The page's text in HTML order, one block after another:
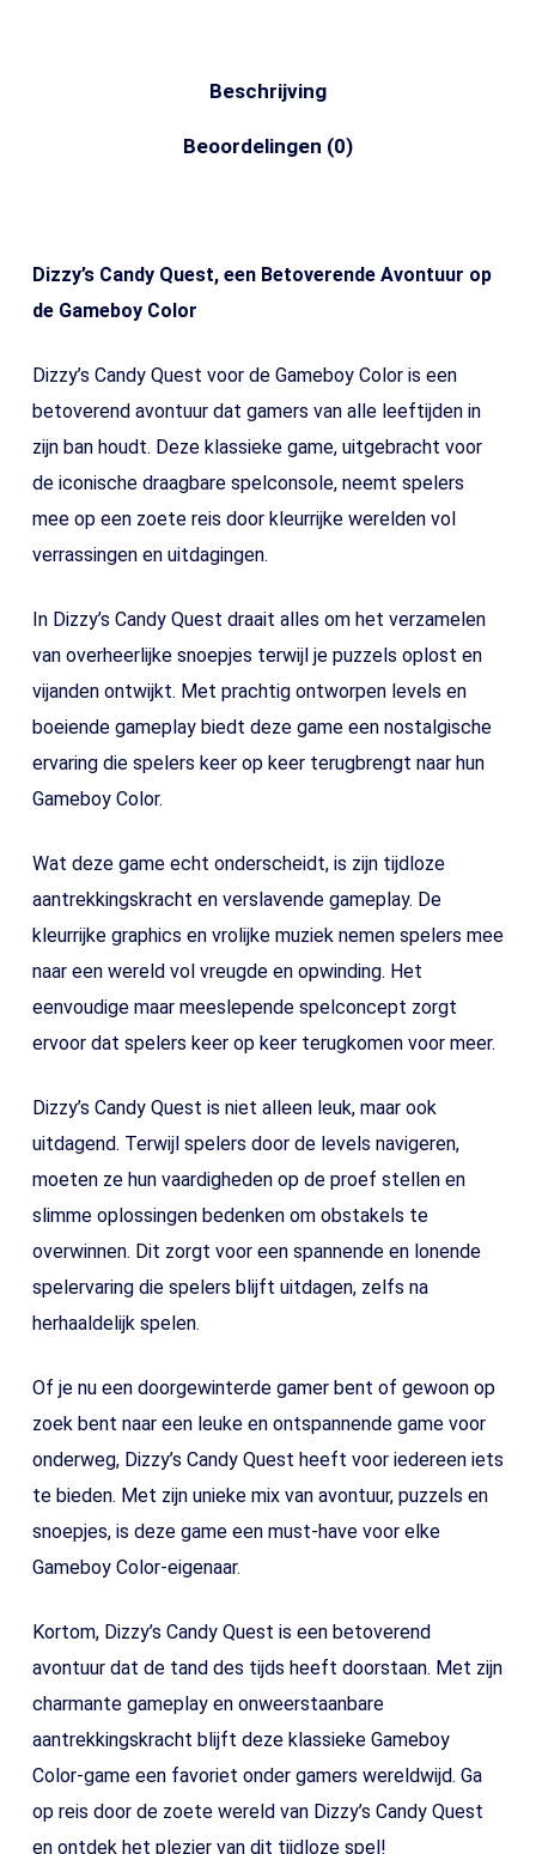
Beschrijving
Beoordelingen (0)
Dizzy’s Candy Quest, een Betoverende Avontuur op
de Gameboy Color
Dizzy’s Candy Quest voor de Gameboy Color is een
betoverend avontuur dat gamers van alle leeftijden in
zijn ban houdt. Deze klassieke game, uitgebracht voor
de iconische draagbare spelconsole, neemt spelers
mee op een zoete reis door kleurrijke werelden vol
verrassingen en uitdagingen.
In Dizzy’s Candy Quest draait alles om het verzamelen
van overheerlijke snoepjes terwijl je puzzels oplost en
vijanden ontwijkt. Met prachtig ontworpen levels en
boeiende gameplay biedt deze game een nostalgische
ervaring die spelers keer op keer terugbrengt naar hun
Gameboy Color.
Wat deze game echt onderscheidt, is zijn tijdloze
aantrekkingskracht en verslavende gameplay. De
kleurrijke graphics en vrolijke muziek nemen spelers mee
naar een wereld vol vreugde en opwinding. Het
eenvoudige maar meeslepende spelconcept zorgt
ervoor dat spelers keer op keer terugkomen voor meer.
Dizzy’s Candy Quest is niet alleen leuk, maar ook
uitdagend. Terwijl spelers door de levels navigeren,
moeten ze hun vaardigheden op de proef stellen en
slimme oplossingen bedenken om obstakels te
overwinnen. Dit zorgt voor een spannende en lonende
spelervaring die spelers blijft uitdagen, zelfs na
herhaaldelijk spelen.
Of je nu een doorgewinterde gamer bent of gewoon op
zoek bent naar een leuke en ontspannende game voor
onderweg, Dizzy’s Candy Quest heeft voor iedereen iets
te bieden. Met zijn unieke mix van avontuur, puzzels en
snoepjes, is deze game een must-have voor elke
Gameboy Color-eigenaar.
Kortom, Dizzy’s Candy Quest is een betoverend
avontuur dat de tand des tijds heeft doorstaan. Met zijn
charmante gameplay en onweerstaanbare
aantrekkingskracht blijft deze klassieke Gameboy
Color-game een favoriet onder gamers wereldwijd. Ga
op reis door de zoete wereld van Dizzy’s Candy Quest
en ontdek het plezier van dit tijdloze spel!